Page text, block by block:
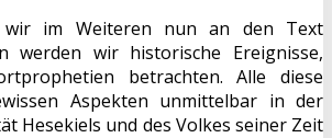
wir im Weiteren nun an den Text
werden wir historische Ereignisse,
betrachten. Alle diese
Aspekten unmittelbar in der
Hesekiels und des Volkes seiner Zeit